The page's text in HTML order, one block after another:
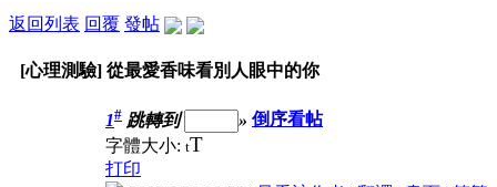
返回列表 回覆 發帖
[心理測驗] 從最愛香味看別人眼中的你
1# 跳轉到 » 倒序看帖
字體大小: tT
打印